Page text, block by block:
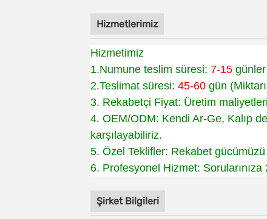
Hizmetlerimiz
Hizmetimiz
1.Numune teslim süresi: 7-15günler
2.Teslimat süresi:45-60gün
3. Rekabetçi Fiyat: Üretim
4. OEM/ODM: Kendi Ar-Ge, Kalıp
karşılayabiliriz.
5. Özel Teklifler: Rekabet
6. Profesyonel Hizmet:
Şirket Bilgileri